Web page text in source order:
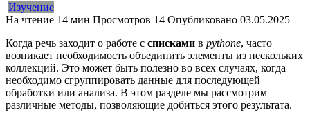
Изучение
На чтение 14 мин Просмотров 14 Опубликовано 03.05.2025
Когда речь заходит о работе с списками в pythonе, часто
возникает необходимость объединить элементы из нескольких
коллекций. Это может быть полезно во всех случаях, когда
необходимо сгруппировать данные для последующей
обработки или анализа. В этом разделе мы рассмотрим
различные методы, позволяющие добиться этого результата.